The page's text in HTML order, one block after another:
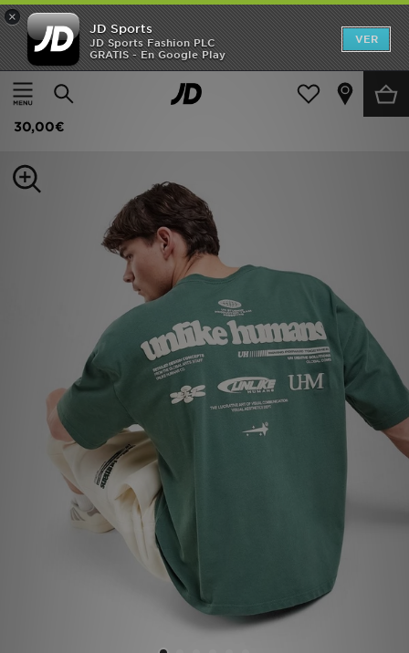
×
JD Sports
JD Sports Fashion PLC
GRATIS - En Google Play
VER
Página principal
Hombre Ropa de hombre Camisetas
Unlike Humans Camiseta Highgrade
30,00€
Hombre
Mujer
Estilo
Deportes & Fitness
TARJETA REGALO